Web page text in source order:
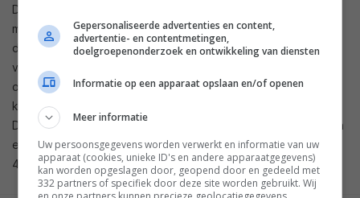
De OnePlus Pad Go 2 is een nieuwe midrange tablet van het
merk. Uitgerust met een 12,1″-scherm met Dolby Vision draait
de tablet op de MediaTek Dimensity 7300-Ultra. De batterij
van 10.050 mAh kun je vlot opladen met 33W. Dit model
ondersteunt ook een stylus, deze is apart verkrijgbaar. Je
kunt kiezen uit de kleuren Lavender Drift en Shadow Black.
De OnePlus Pad Go 2 is verkrijgbaar met 8 GB werkgeheugen
en 128 GB voor 349 euro of 256 GB opslaggeheugen voor
449 euro. De duurdere variant heeft ook 5G-ondersteuning.
Gepersonaliseerde advertenties en content,
advertentie- en contentmetingen,
doelgroepenonderzoek en ontwikkeling van diensten
Informatie op een apparaat opslaan en/of openen
Meer informatie
Uw persoonsgegevens worden verwerkt en informatie van uw
apparaat (cookies, unieke ID's en andere apparaatgegevens)
kan worden opgeslagen door, geopend door en gedeeld met
332 partners of specifiek door deze site worden gebruikt. Wij